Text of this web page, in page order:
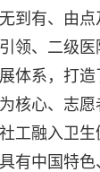
到有、由
领、二级
体系，打
核心、志
工融入卫
有中国特色